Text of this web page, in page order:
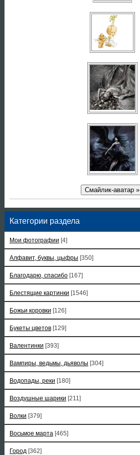
Смайлик-аватар »
Категории раздела
Мои фотографии [4]
Алфавит, буквы, цыфры [350]
Благодарю, спасибо [167]
Блестящие картинки [1546]
Божьи коровки [126]
Букеты цветов [129]
Валентинки [393]
Вампиры, ведьмы, дьяволы [304]
Водопады, реки [180]
Воздушные шарики [211]
Волки [379]
Восьмое марта [465]
Город [362]